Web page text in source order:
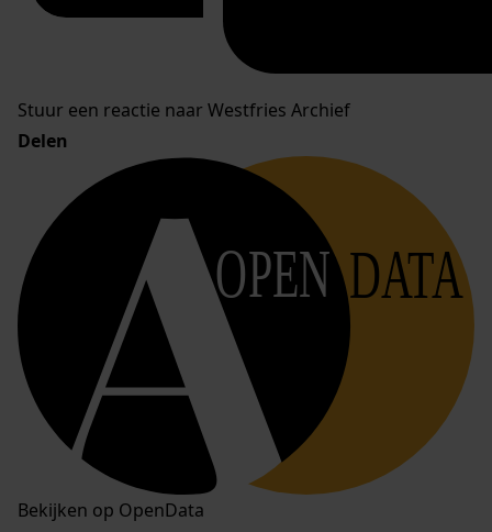
Stuur een reactie naar Westfries Archief
Delen
OPEN DATA
Bekijken op OpenData